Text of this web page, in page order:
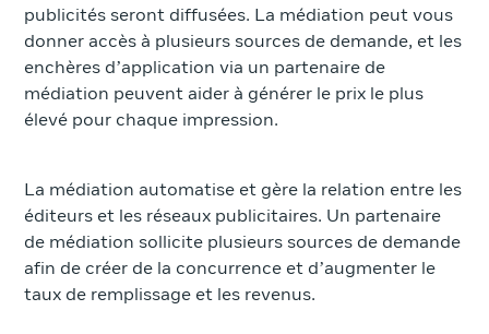
publicités seront diffusées. La médiation peut vous
donner accès à plusieurs sources de demande, et les
enchères d’application via un partenaire de
médiation peuvent aider à générer le prix le plus
élevé pour chaque impression.
La médiation automatise et gère la relation entre les
éditeurs et les réseaux publicitaires. Un partenaire
de médiation sollicite plusieurs sources de demande
afin de créer de la concurrence et d’augmenter le
taux de remplissage et les revenus.